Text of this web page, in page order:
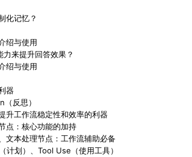
化记忆？
绍与使用
来提升回答效果？
绍与使用
器
反思）
升工作流稳定性和效率的利器
点：核心功能的加持
文本处理节点：工作流辅助必备
计划）、Tool Use（使用工具）